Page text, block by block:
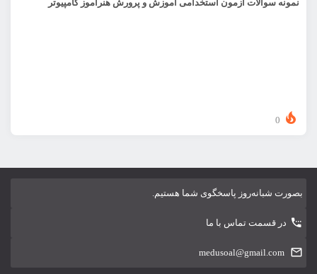
نمونه سوالات آزمون استخدامی آموزش و پرورش هنرآموز کامپیوتر
بصورت شبانه‌روز پاسخگوی شما هستیم.
در قسمت تماس با ما
medusoal@gmail.com